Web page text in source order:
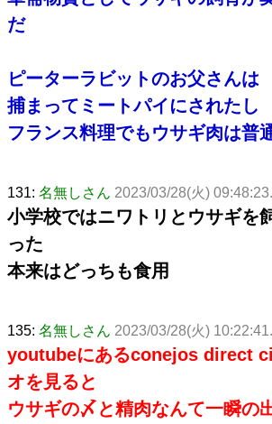
だ
ピーターラビットのお父さんは
捕まってミートパイにされたし
フランス料理でもウサギ肉は普
131: 名無しさん 2023/03/28(火)
小学校ではニワトリとウサギを
った
本来はどっちも食用
135: 名無しさん 2023/03/28(火)
youtubeにあるconejos direct
オを見ると
ウサギの〆と精肉なんて一瞬の